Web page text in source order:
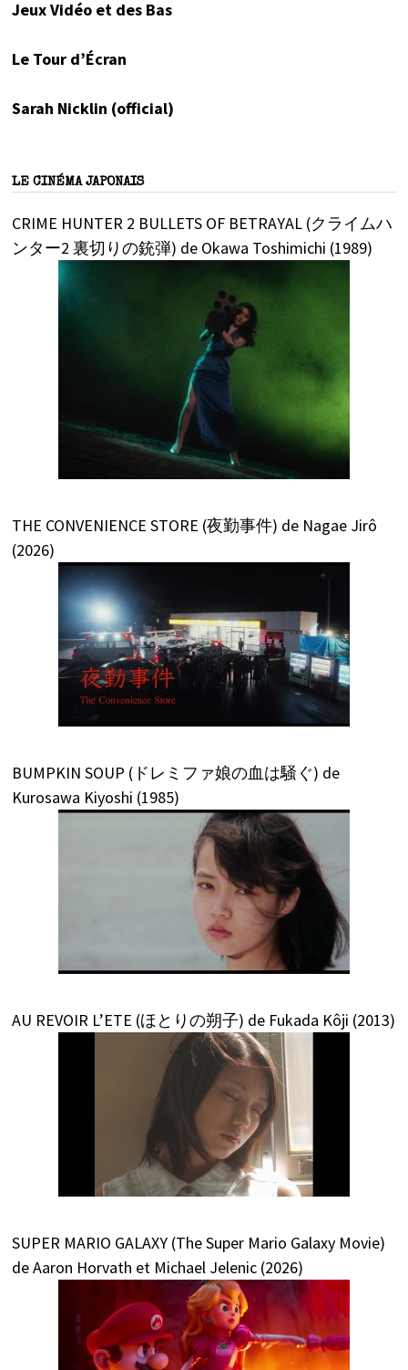
Jeux Vidéo et des Bas
Le Tour d’Écran
Sarah Nicklin (official)
LE CINÉMA JAPONAIS
CRIME HUNTER 2 BULLETS OF BETRAYAL (クライムハ
ンター2 裏切りの銃弾) de Okawa Toshimichi (1989)
THE CONVENIENCE STORE (夜勤事件) de Nagae Jirô
(2026)
BUMPKIN SOUP (ドレミファ娘の血は騒ぐ) de
Kurosawa Kiyoshi (1985)
AU REVOIR L’ETE (ほとりの朔子) de Fukada Kôji (2013)
SUPER MARIO GALAXY (The Super Mario Galaxy Movie)
de Aaron Horvath et Michael Jelenic (2026)